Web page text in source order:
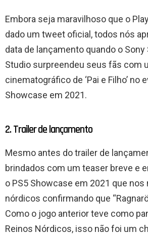
Embora seja maravilhoso que o
dado um tweet oficial, todos nós
data de lançamento quando o Sony
Studio surpreendeu seus fãs com
cinematográfico de ‘Pai e Filho’ no
Showcase em 2021.
2. Trailer de lançamento
Mesmo antes do trailer de
brindados com um teaser breve e
o PS5 Showcase em 2021 que
nórdicos confirmando que
Como o jogo anterior teve como
Reinos Nórdicos, isso não foi um